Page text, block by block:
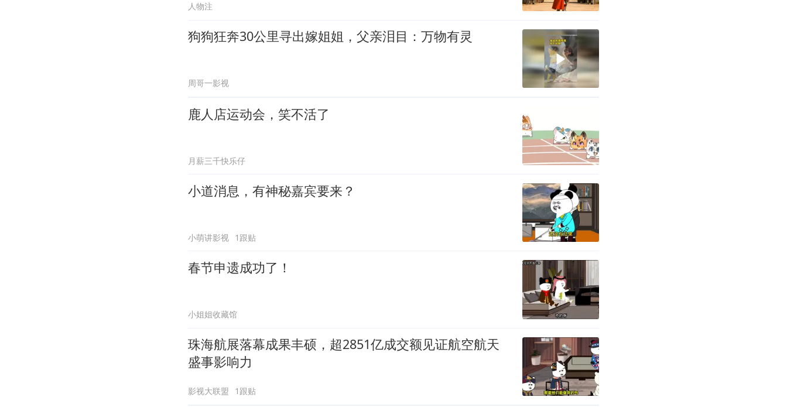
人物注
狗狗狂奔30公里寻出嫁姐姐，父亲泪目：万物有灵
周哥一影视
鹿人店运动会，笑不活了
月薪三千快乐仔
小道消息，有神秘嘉宾要来？
小萌讲影视 1跟贴
春节申遗成功了！
小姐姐收藏馆
珠海航展落幕成果丰硕，超2851亿成交额见证航空航天
盛事影响力
影视大联盟 1跟贴